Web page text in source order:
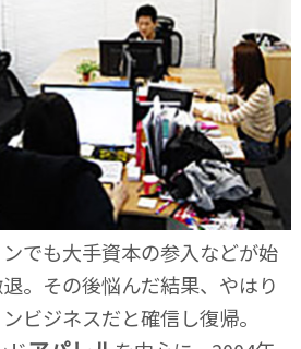
でも大手資本の参入などが始
。その後悩んだ結果、やはり
ビジネスだと確信し復帰。